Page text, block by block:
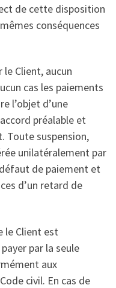
de cette disposition
conséquences
Client, aucun
cas les paiements
l’objet d’une
préalable et
Toute suspension,
unilatéralement par
de paiement et
d’un retard de
le Client est
par la seule
aux
civil. En cas de